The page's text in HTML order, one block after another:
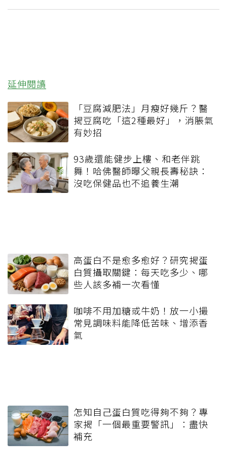
延伸閱讀
「豆腐減肥法」月瘦好幾斤？醫
揭豆腐吃「這2種最好」，消脹氣
有妙招
93歲還能健步上樓、和老伴跳
舞！哈佛醫師曝父親長壽秘訣：
沒吃保健品也不追養生潮
高蛋白不是愈多愈好？研究揭蛋
白質攝取關鍵：每天吃多少、哪
些人該多補一次看懂
咖啡不用加糖或牛奶！放一小撮
常見調味料能降低苦味、增添香
氣
怎知自己蛋白質吃得夠不夠？專
家揭「一個最重要警訊」：盡快
補充